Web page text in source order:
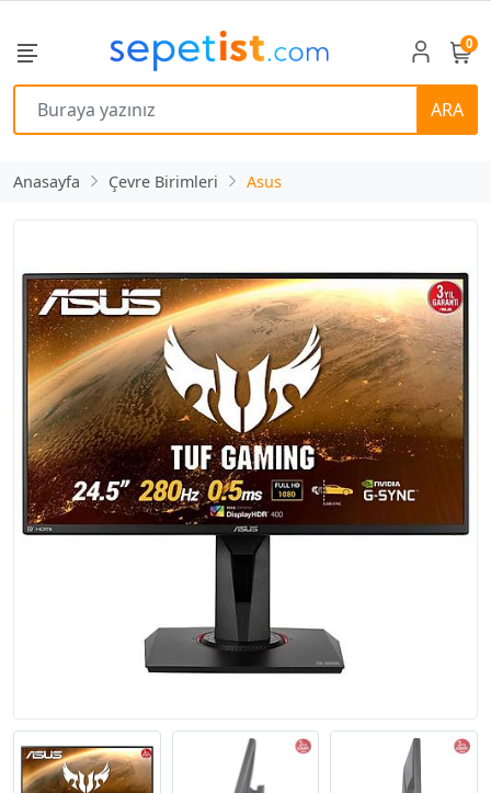
ARA
0
Anasayfa Çevre Birimleri Asus